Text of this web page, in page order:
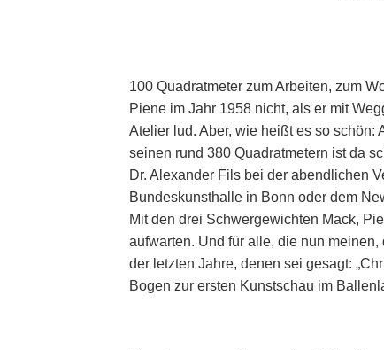
100 Quadratmeter zum Arbeiten, zum
Piene im Jahr 1958 nicht, als er mit
Atelier lud. Aber, wie heißt es so
seinen rund 380 Quadratmetern ist da
Dr. Alexander Fils bei der abendlichen
Bundeskunsthalle in Bonn oder dem
Mit den drei Schwergewichten Mack,
aufwarten. Und für alle, die nun
der letzten Jahre, denen sei gesagt:
Bogen zur ersten Kunstschau im